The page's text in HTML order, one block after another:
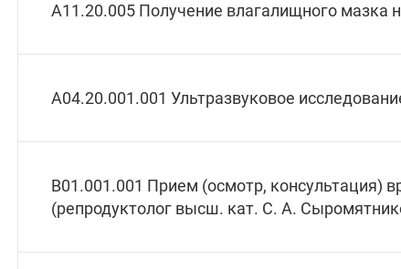
A11.20.005 Получение влагалищного мазка
A04.20.001.001 Ультразвуковое
B01.001.001 Прием (осмотр, консультация)
(репродуктолог высш. кат. С. А.